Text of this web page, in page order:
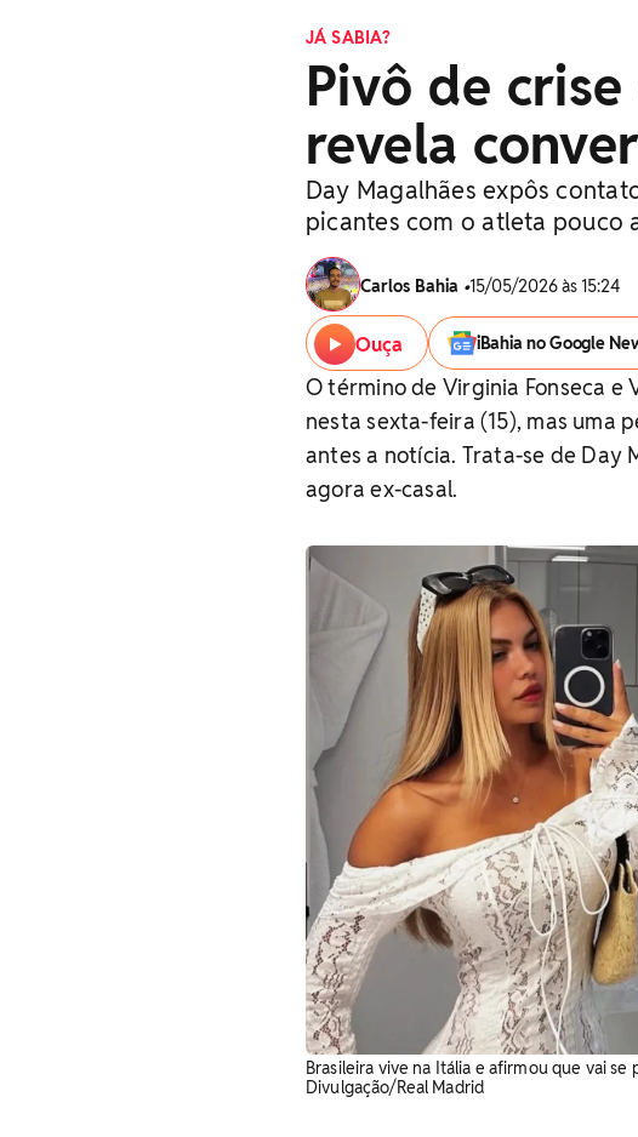
JÁ SABIA?
Pivô de
revela
Day Magalhães expôs
picantes com o atleta pouco
Carlos Bahia •15/05/2026 às 15:24
Ouça iBahia no Google
O término de Virginia Fonseca e
nesta sexta-feira (15), mas uma
antes a notícia. Trata-se de Day
agora ex-casal.
Brasileira vive na Itália e afirmou que vai
Divulgação/Real Madrid